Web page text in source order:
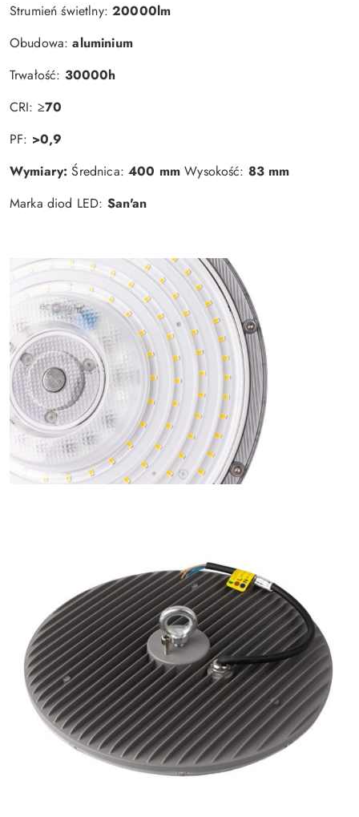
Strumień świetlny:20000lm
Obudowa:aluminium
Trwałość: 30000h
CRI: ≥70
PF: >0,9
Wymiary:Średnica:400 mmWysokość: 83 mm
Marka diod LED: San'an